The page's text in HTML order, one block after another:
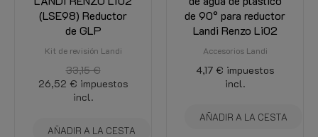
(LSE98) Reductor
de GLP
Kit de revisión Landi
33,15 €
26,52 € impuestos
incl.
AÑADIR A LA CESTA
de 90° para reductor
Landi Renzo Li02
Accesorios Landi
4,17 € impuestos
incl.
AÑADIR A LA CESTA